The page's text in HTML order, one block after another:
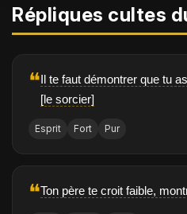
Répliques cultes
❝Il te faut démontrer que tu
[le sorcier]
Esprit Fort Pur
❝Ton père te croit faible,